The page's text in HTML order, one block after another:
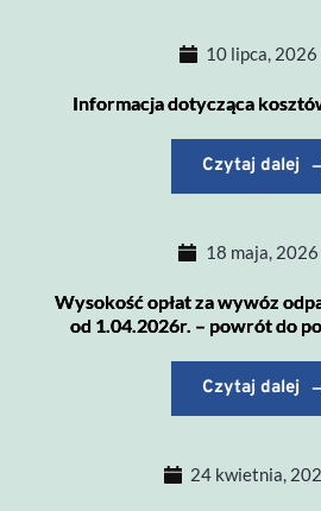
10 lipca, 2026
Informacja dotycząca
Czytaj dalej
18 maja, 2026
Wysokość opłat za wywóz
od 1.04.2026r. – powrót do
Czytaj dalej
24 kwietnia,